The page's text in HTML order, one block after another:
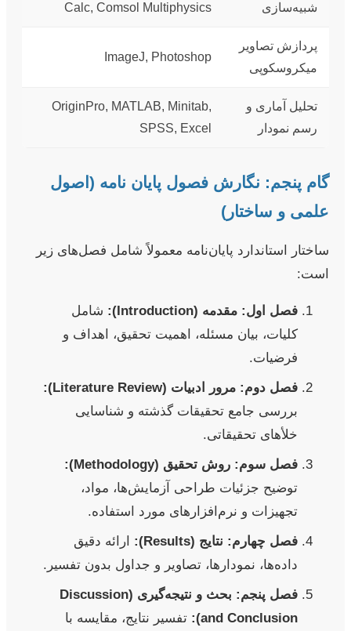
شبیه‌سازی
Calc, Comsol Multiphysics
پردازش تصاویر
میکروسکوپی
ImageJ, Photoshop
تحلیل آماری و
رسم نمودار
OriginPro, MATLAB, Minitab,
SPSS, Excel
گام پنجم: نگارش فصول پایان نامه (اصول
علمی و ساختار)
ساختار استاندارد پایان‌نامه معمولاً شامل فصل‌های زیر
است:
فصل اول: مقدمه (Introduction):
شامل
کلیات، بیان مسئله، اهمیت تحقیق، اهداف و
فرضیات.
فصل دوم: مرور ادبیات (Literature Review):
بررسی جامع تحقیقات گذشته و شناسایی
خلأهای تحقیقاتی.
فصل سوم: روش تحقیق (Methodology):
توضیح جزئیات طراحی آزمایش‌ها، مواد،
تجهیزات و نرم‌افزارهای مورد استفاده.
فصل چهارم: نتایج (Results):
ارائه دقیق
داده‌ها، نمودارها، تصاویر و جداول بدون تفسیر.
فصل پنجم: بحث و نتیجه‌گیری (Discussion
and Conclusion):
تفسیر نتایج، مقایسه با